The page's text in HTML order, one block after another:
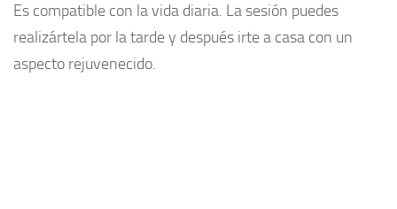
Es compatible con la vida diaria. La sesión puedes
realizártela por la tarde y después irte a casa con un
aspecto rejuvenecido.